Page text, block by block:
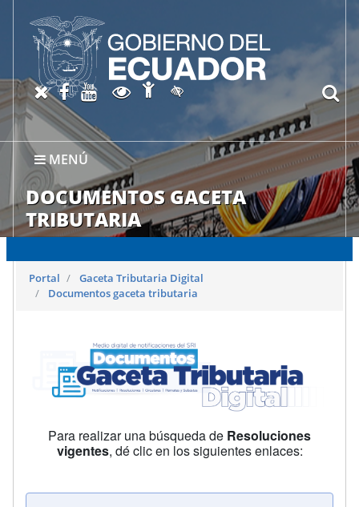
MENÚ
DOCUMENTOS GACETA
TRIBUTARIA
X oficial del SRI
Facebook oficial SRI
Canal del SRI en YouTube
Abrir página de
Abrir página de
Activar/quitar contraste
Portal
Gaceta Tributaria Digital
Documentos gaceta tributaria
Para realizar una búsqueda de Resoluciones
vigentes, dé clic en los siguientes enlaces: